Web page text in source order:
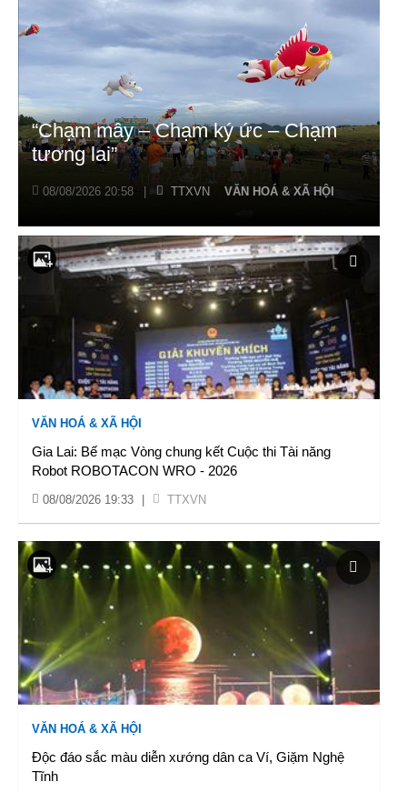
“Chạm mây – Chạm ký ức – Chạm
tương lai”
08/08/2026 20:58 TTXVN VĂN HOÁ & XÃ HỘI
VĂN HOÁ & XÃ HỘI
Gia Lai: Bế mạc Vòng chung kết Cuộc thi Tài năng
Robot ROBOTACON WRO - 2026
08/08/2026 19:33 TTXVN
VĂN HOÁ & XÃ HỘI
Độc đáo sắc màu diễn xướng dân ca Ví, Giặm Nghệ
Tĩnh